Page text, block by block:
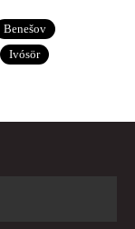
Benešov
Ivósör